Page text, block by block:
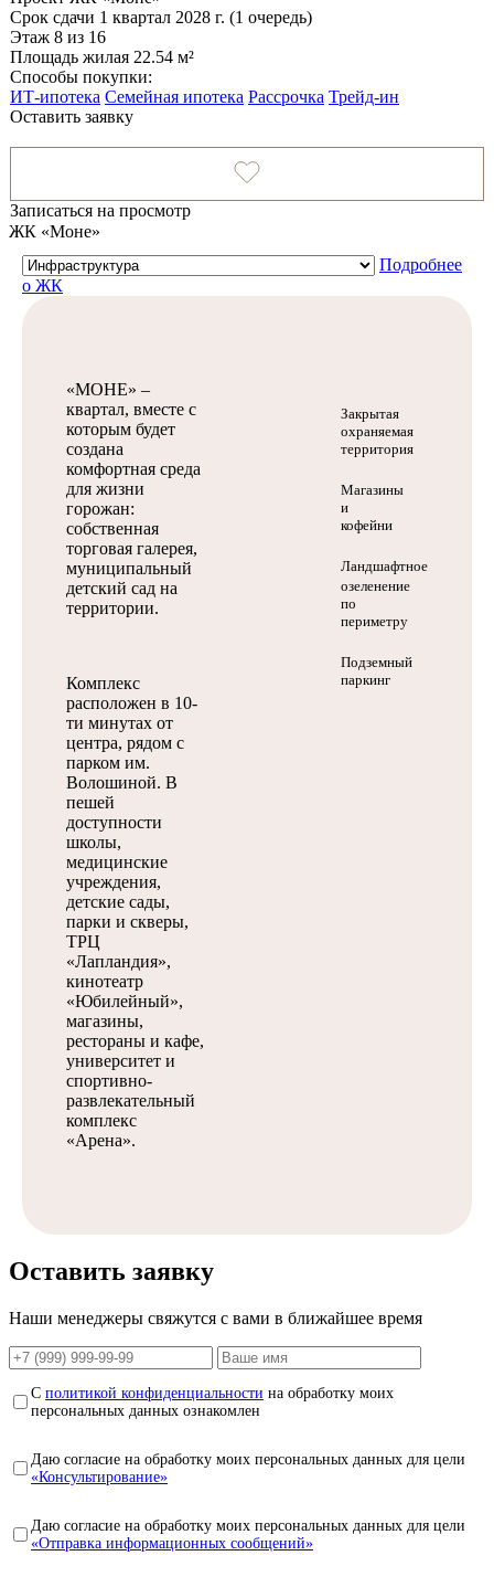
Срок сдачи 1 квартал 2028 г. (1 очередь)
Этаж 8 из 16
Площадь жилая 22.54 м²
Способы покупки:
ИТ-ипотека Семейная ипотека Рассрочка Трейд-ин
Оставить заявку
Записаться на просмотр
ЖК «Моне»
Подробнее
о ЖК
«МОНЕ» –
квартал, вместе с
которым будет
создана
комфортная среда
для жизни
горожан:
собственная
торговая галерея,
муниципальный
детский сад на
территории.
Комплекс
расположен в 10-
ти минутах от
центра, рядом с
парком им.
Волошиной. В
пешей
доступности
школы,
медицинские
учреждения,
детские сады,
парки и скверы,
ТРЦ
«Лапландия»,
кинотеатр
«Юбилейный»,
магазины,
рестораны и кафе,
университет и
спортивно-
развлекательный
комплекс
«Арена».
Закрытая
охраняемая
территория
Магазины
и
кофейни
Ландшафтное
озеленение
по
периметру
Подземный
паркинг
Оставить заявку
Наши менеджеры свяжутся с вами в ближайшее время
С политикой конфиденциальности на обработку моих
персональных данных ознакомлен
Даю согласие на обработку моих персональных данных для цели
«Консультирование»
Даю согласие на обработку моих персональных данных для цели
«Отправка информационных сообщений»